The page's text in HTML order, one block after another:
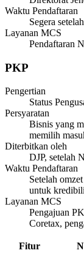
Waktu Pendaftaran
Segera
Layanan MCS
Pendaftaran
PKP
Pengertian
Status
Persyaratan
Bisnis yang
memilih
Diterbitkan oleh
DJP, setelah
Waktu Pendaftaran
Setelah
untuk
Layanan MCS
Pengajuan
Coretax,
Fitur